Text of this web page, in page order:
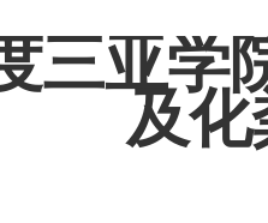
三亚学
及